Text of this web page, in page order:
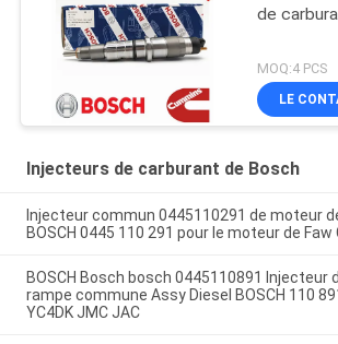
de
MOQ:4 PCS
LE
Injecteurs de carburant de Bosch
Injecteur commun 0445110291 de moteur
BOSCH 0445 110 291 pour le moteur de Faw
BOSCH Bosch bosch 0445110891 Injecteur
rampe commune Assy Diesel BOSCH 110
YC4DK JMC JAC